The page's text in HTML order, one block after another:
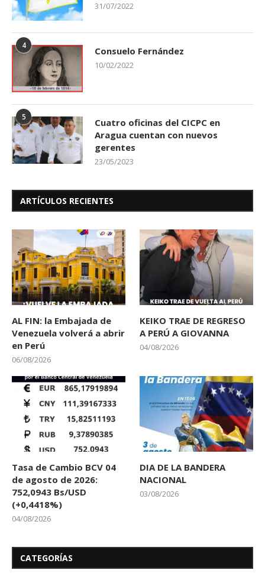
31/07/2022
4 Consuelo Fernández
10/02/2022
5
Cuatro oficinas del CICPC en
Aragua cuentan con nuevos
gerentes
23/05/2023
ARTÍCULOS RECIENTES
AL FIN: la Embajada de
Venezuela volverá a abrir
en Perú
06/08/2026
KEIKO TRAE DE REGRESO
A PERÚ A GIOVANNA
04/08/2026
Tasa de Cambio BCV 04
de agosto de 2026:
752,0943 Bs/USD
(+0,4418%)
04/08/2026
DIA DE LA BANDERA
NACIONAL
03/08/2026
CATEGORÍAS